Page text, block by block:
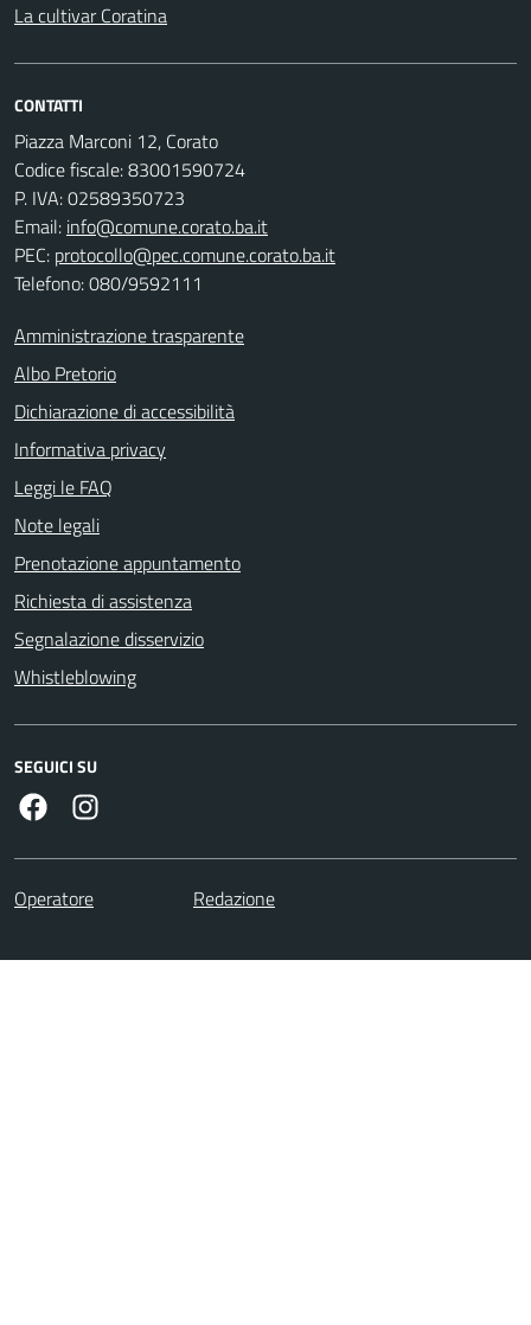
La cultivar Coratina
CONTATTI
Piazza Marconi 12, Corato
Codice fiscale: 83001590724
P. IVA: 02589350723
Email: info@comune.corato.ba.it
PEC: protocollo@pec.comune.corato.ba.it
Telefono: 080/9592111
Amministrazione trasparente
Albo Pretorio
Dichiarazione di accessibilità
Informativa privacy
Leggi le FAQ
Note legali
Prenotazione appuntamento
Richiesta di assistenza
Segnalazione disservizio
Whistleblowing
SEGUICI SU
Facebook
Operatore Redazione